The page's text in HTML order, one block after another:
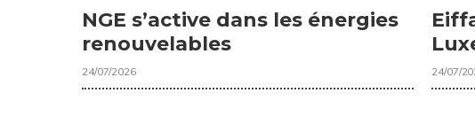
NGE s’active dans les énergies
renouvelables
24/07/2026 24/07/